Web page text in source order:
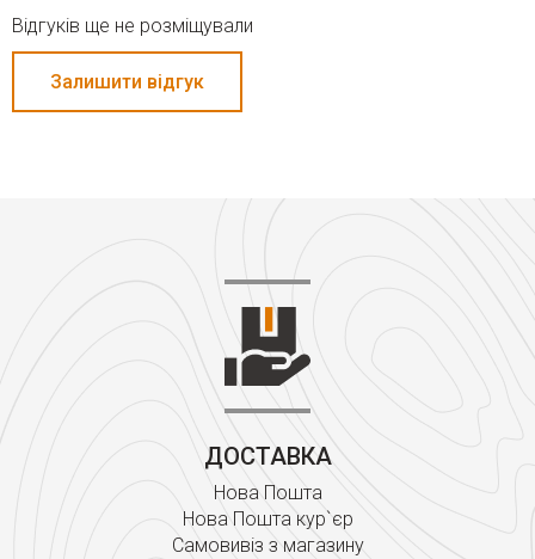
Відгуків ще не розміщували
Залишити відгук
ДОСТАВКА
Нова Пошта
Нова Пошта кур`єр
Самовивіз з магазину